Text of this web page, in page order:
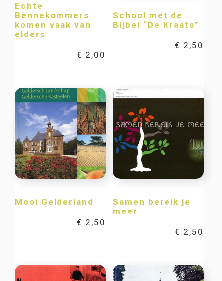
Echte
Bennekommers
komen vaak van
elders
€ 2,00
School met de
Bijbel “De Kraats”
€ 2,50
Mooi Gelderland
€ 2,50
Samen bereik je
meer
€ 2,50